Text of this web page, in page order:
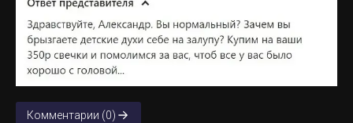
Комментарии (0)